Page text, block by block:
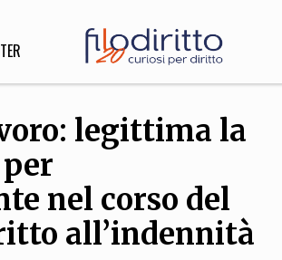
legittima la
nel corso del
all’indennità